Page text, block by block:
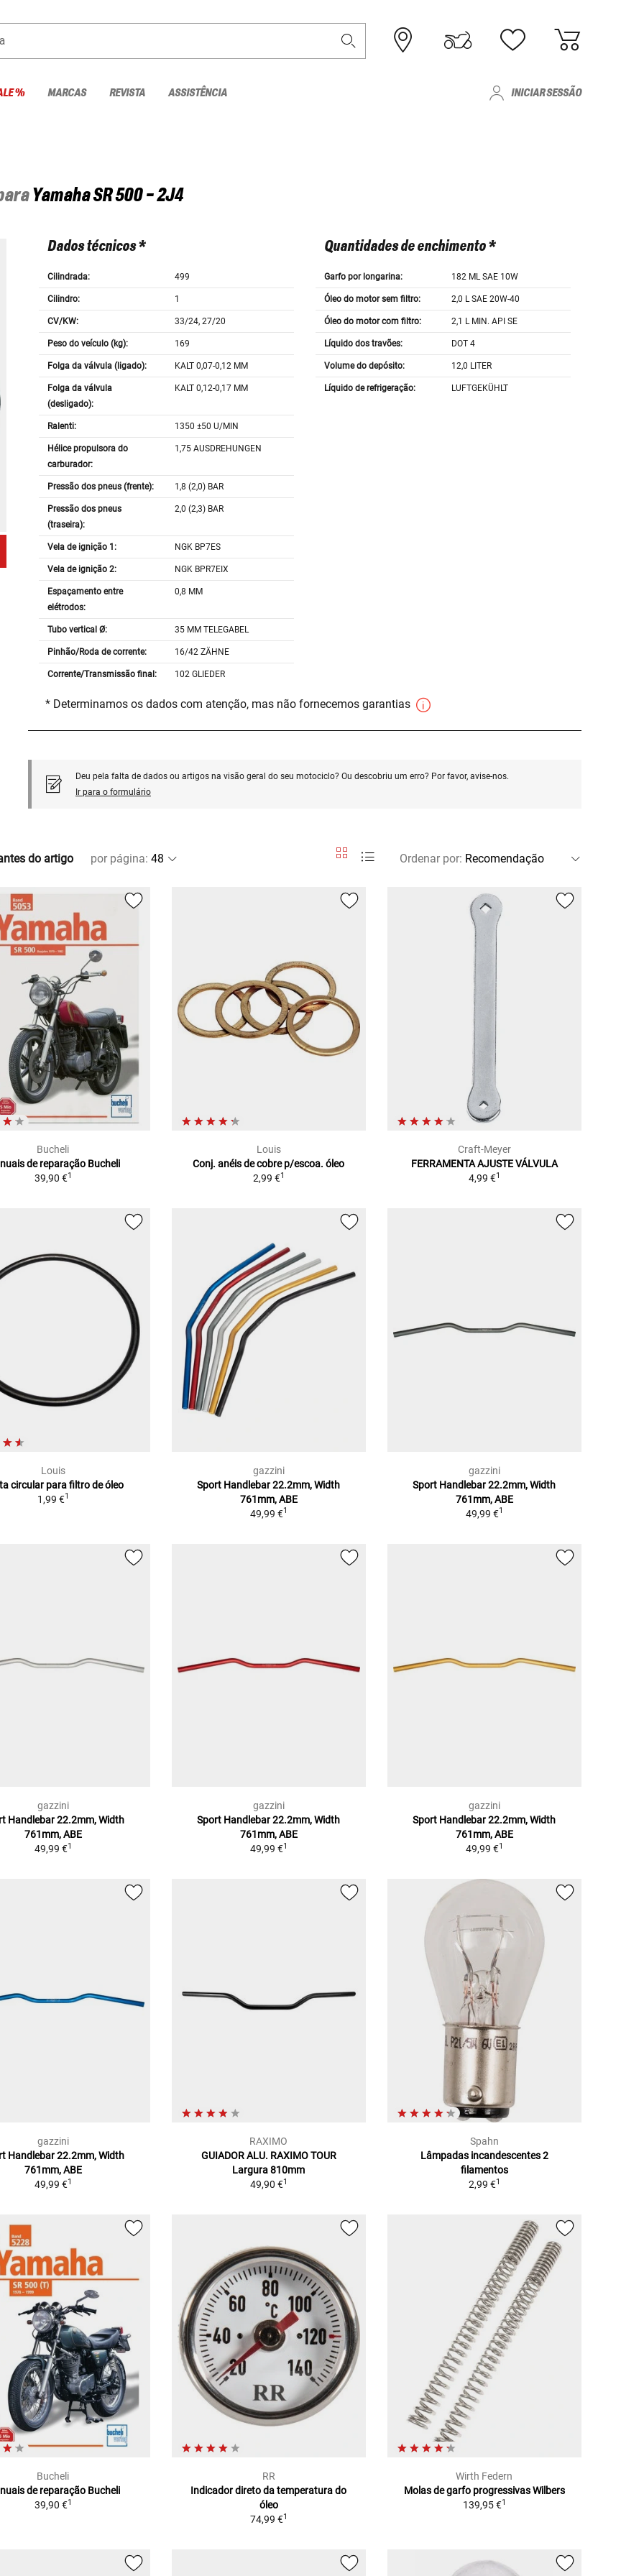
% MARCAS REVISTA ASSISTÊNCIA INICIAR SESSÃO
YamahaSR 500 - 2J4
Dados técnicos *
Cilindrada: 499
Cilindro: 1
CV/KW: 33/24, 27/20
Peso do veículo (kg): 169
Folga da válvula (ligado): KALT 0,07-0,12 MM
Folga da válvula
(desligado):
KALT 0,12-0,17 MM
Ralenti: 1350 ±50 U/MIN
Hélice propulsora do
carburador:
1,75 AUSDREHUNGEN
Pressão dos pneus (frente): 1,8 (2,0) BAR
Pressão dos pneus
(traseira):
2,0 (2,3) BAR
Vela de ignição 1: NGK BP7ES
Vela de ignição 2: NGK BPR7EIX
Espaçamento entre
elétrodos:
0,8 MM
Tubo vertical Ø: 35 MM TELEGABEL
Pinhão/Roda de corrente: 16/42 ZÄHNE
Corrente/Transmissão final: 102 GLIEDER
Quantidades de enchimento *
Garfo por longarina: 182 ML SAE 10W
Óleo do motor sem filtro: 2,0 L SAE 20W-40
Óleo do motor com filtro: 2,1 L MIN. API SE
Líquido dos travões: DOT 4
Volume do depósito: 12,0 LITER
Líquido de refrigeração: LUFTGEKÜHLT
* Determinamos os dados com atenção, mas não fornecemos garantias
Deu pela falta de dados ou artigos na visão geral do seu motociclo? Ou descobriu um erro? Por favor, avise-nos.
Ir para o formulário
do artigo por página: Ordenar por:
Bucheli
de reparação Bucheli
39,90 €1
Louis
Conj. anéis de cobre p/escoa. óleo
2,99 €1
Craft-Meyer
FERRAMENTA AJUSTE VÁLVULA
4,99 €1
Louis
circular para filtro de óleo
1,99 €1
gazzini
Sport Handlebar 22.2mm, Width
761mm, ABE
49,99 €1
gazzini
Sport Handlebar 22.2mm, Width
761mm, ABE
49,99 €1
gazzini
Handlebar 22.2mm, Width
761mm, ABE
49,99 €1
gazzini
Sport Handlebar 22.2mm, Width
761mm, ABE
49,99 €1
gazzini
Sport Handlebar 22.2mm, Width
761mm, ABE
49,99 €1
gazzini
Handlebar 22.2mm, Width
761mm, ABE
49,99 €1
RAXIMO
GUIADOR ALU. RAXIMO TOUR
Largura 810mm
49,90 €1
Spahn
Lâmpadas incandescentes 2
filamentos
2,99 €1
Bucheli
de reparação Bucheli
39,90 €1
RR
Indicador direto da temperatura do
óleo
74,99 €1
Wirth Federn
Molas de garfo progressivas Wilbers
139,95 €1